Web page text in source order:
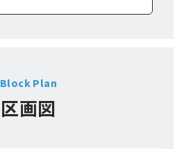
Block Plan
区画図